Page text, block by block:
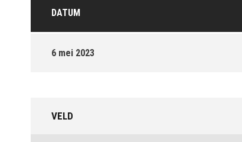
DATUM
6 mei 2023
VELD